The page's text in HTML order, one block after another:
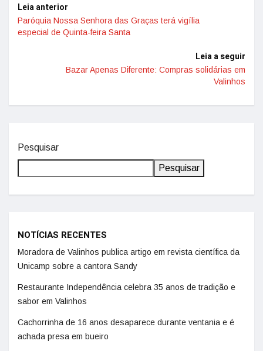
Leia anterior
Paróquia Nossa Senhora das Graças terá vigília
especial de Quinta-feira Santa
Leia a seguir
Bazar Apenas Diferente: Compras solidárias em
Valinhos
Pesquisar
Pesquisar
NOTÍCIAS RECENTES
Moradora de Valinhos publica artigo em revista científica da
Unicamp sobre a cantora Sandy
Restaurante Independência celebra 35 anos de tradição e
sabor em Valinhos
Cachorrinha de 16 anos desaparece durante ventania e é
achada presa em bueiro